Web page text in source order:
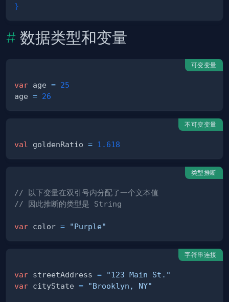
}
数据类型和变量
可变变量
var age = 25
age = 26
不可变变量
val goldenRatio = 1.618
类型推断
// 以下变量在双引号内分配了一个文本值
// 因此推断的类型是 String
var color = "Purple"
字符串连接
var streetAddress =
"123 Main St."
var cityState = "Brooklyn, NY"